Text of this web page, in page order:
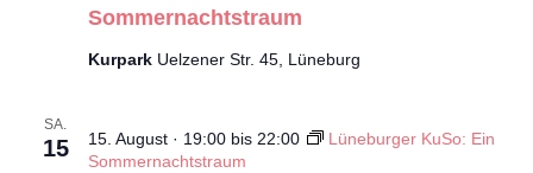
Sommernachtstraum
Kurpark Uelzener Str. 45, Lüneburg
SA.
15 15. August · 19:00bis 22:00
Lüneburger KuSo: Ein
Sommernachtstraum